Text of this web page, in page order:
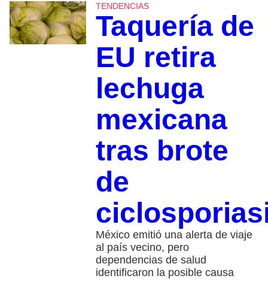
TENDENCIAS
Taquería de
EU retira
lechuga
mexicana
tras brote
de
México emitió una alerta de viaje
al país vecino, pero
dependencias de salud
identificaron la posible causa